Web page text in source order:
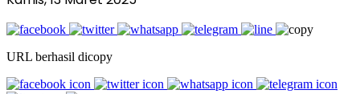
URL berhasil dicopy